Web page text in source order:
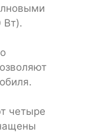
Вт).
четыре